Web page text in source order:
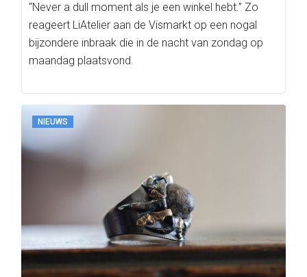
“Never a dull moment als je een winkel hebt.” Zo
reageert LiAtelier aan de Vismarkt op een nogal
bijzondere inbraak die in de nacht van zondag op
maandag plaatsvond.
NIEUWS